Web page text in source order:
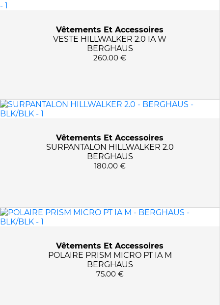
Vêtements Et Accessoires
VESTE HILLWALKER 2.0 IA W
BERGHAUS
260.00 €
Vêtements Et Accessoires
SURPANTALON HILLWALKER 2.0
BERGHAUS
180.00 €
Vêtements Et Accessoires
POLAIRE PRISM MICRO PT IA M
BERGHAUS
75.00 €